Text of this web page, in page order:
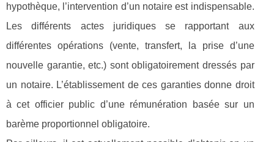
hypothèque, l’intervention d’un notaire est indispensable.
Les différents actes juridiques se rapportant aux
différentes opérations (vente, transfert, la prise d’une
nouvelle garantie, etc.) sont obligatoirement dressés par
un notaire. L’établissement de ces garanties donne droit
à cet officier public d’une rémunération basée sur un
barème proportionnel obligatoire.